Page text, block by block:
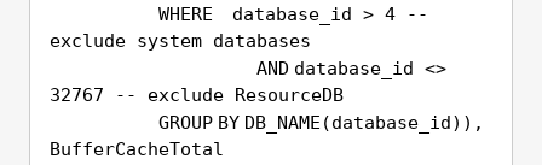
WHERE
database_id > 4
--
exclude system databases
AND database_id <>
32767
-- exclude ResourceDB
GROUP BY DB_NAME(database_id)),
BufferCacheTotal